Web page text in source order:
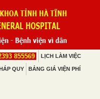
855569 LỊCH LÀM VIỆC
QUY BẢNG GIÁ VIỆN PHÍ